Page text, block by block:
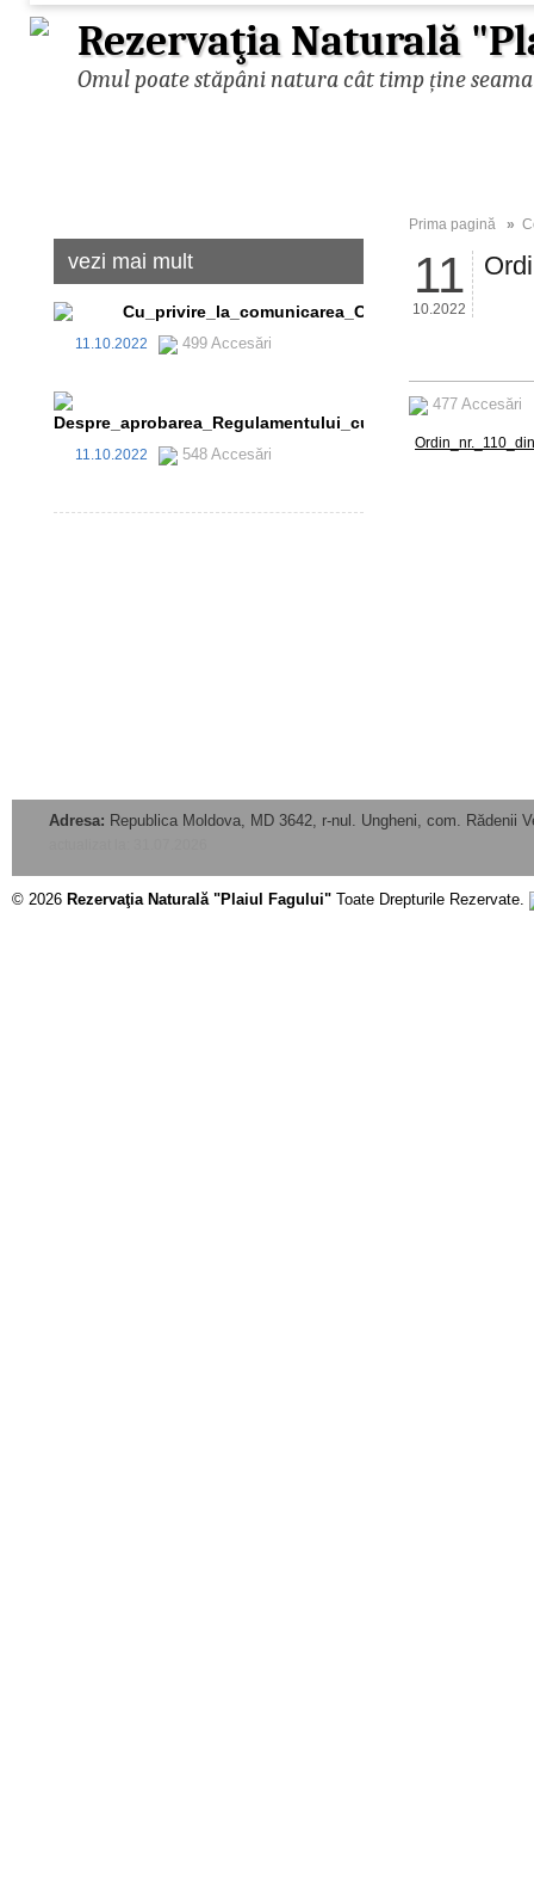
Rezervaţia Naturală
Omul poate stăpâni natura cât timp ține
vezi mai mult
11.10.2022 499 Accesări
11.10.2022 548 Accesări
Prima pagină »
11
10.2022
477 Accesări
Adresa: Republica Moldova, MD 3642, r-nul. Ungheni, com. Rădenii
© 2026 Rezervaţia Naturală "Plaiul Fagului" Toate Drepturile Rezervate.